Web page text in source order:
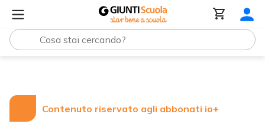
Contenuto riservato agli abbonati io+